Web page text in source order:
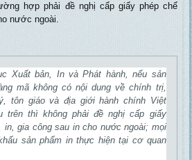
hợp phải đề nghị cấp giấy phép chế
nước ngoài.
Xuất bản, In và Phát hành, nếu sản
mã không có nội dung về chính trị,
tôn giáo và địa giới hành chính Việt
trên thì không phải đề nghị cấp giấy
in, gia công sau in cho nước ngoài; mọi
sản phẩm in thực hiện tại cơ quan